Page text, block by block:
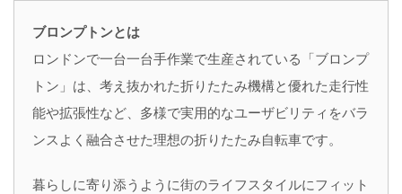
ブロンプトンとは
ロンドンで一台一台手作業で生産されている「ブロンプ
トン」は、考え抜かれた折りたたみ機構と優れた走行性
能や拡張性など、多様で実用的なユーザビリティをバラ
ンスよく融合させた理想の折りたたみ自転車です。
暮らしに寄り添うように街のライフスタイルにフィット